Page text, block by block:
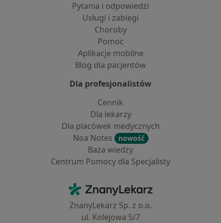
Pytania i odpowiedzi
Usługi i zabiegi
Choroby
Pomoc
Aplikacje mobilne
Blog dla pacjentów
Dla profesjonalistów
Cennik
Dla lekarzy
Dla placówek medycznych
Noa Notes
nowość
Baza wiedzy
Centrum Pomocy dla Specjalisty
ZnanyLekarz - Strona główna
ZnanyLekarz Sp. z o.o.
ul. Kolejowa 5/7